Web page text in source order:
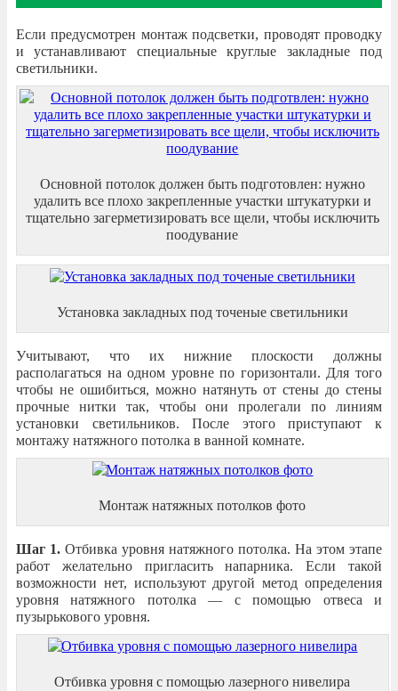
Если предусмотрен монтаж подсветки, проводят проводку
и устанавливают специальные круглые закладные под
светильники.
Основной потолок должен быть подготовлен: нужно
удалить все плохо закрепленные участки штукатурки и
тщательно загерметизировать все щели, чтобы исключить
поодувание
Установка закладных под точеные светильники
Учитывают, что их нижние плоскости должны
располагаться на одном уровне по горизонтали. Для того
чтобы не ошибиться, можно натянуть от стены до стены
прочные нитки так, чтобы они пролегали по линиям
установки светильников. После этого приступают к
монтажу натяжного потолка в ванной комнате.
Монтаж натяжных потолков фото
Шаг 1. Отбивка уровня натяжного потолка. На этом этапе
работ желательно пригласить напарника. Если такой
возможности нет, используют другой метод определения
уровня натяжного потолка — с помощью отвеса и
пузырькового уровня.
Отбивка уровня с помощью лазерного нивелира